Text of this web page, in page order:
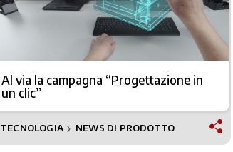
Al via la campagna “Progettazione in
un clic”
TECNOLOGIA ❯ NEWS DI PRODOTTO